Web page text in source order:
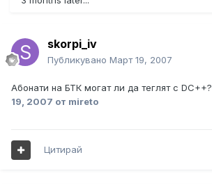
skorpi_iv
Публикувано Март 19, 2007
Абонати на БТК могат ли да теглят с DC++?
19, 2007 от mireto
Цитирай